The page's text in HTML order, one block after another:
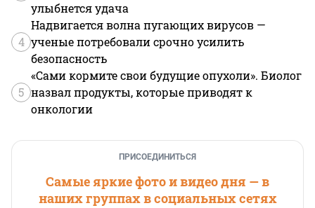
улыбнется удача
4
Надвигается волна пугающих вирусов —
ученые потребовали срочно усилить
безопасность
5
«Сами кормите свои будущие опухоли». Биолог
назвал продукты, которые приводят к
онкологии
ПРИСОЕДИНИТЬСЯ
Самые яркие фото и видео дня — в
наших группах в социальных сетях